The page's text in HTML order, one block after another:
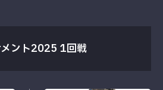
ント2025 1回戦